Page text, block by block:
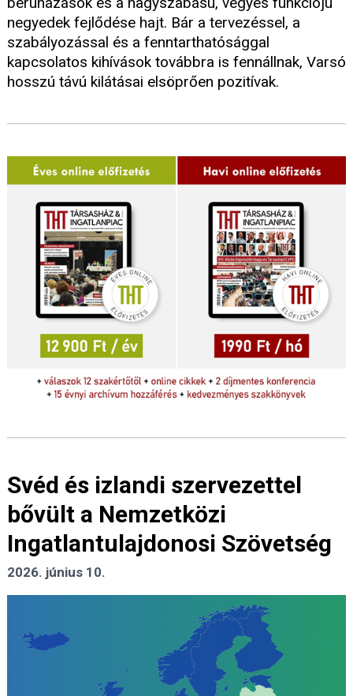
negyedek fejlődése hajt. Bár a tervezéssel, a
szabályozással és a fenntarthatósággal
kapcsolatos kihívások továbbra is fennállnak, Varsó
hosszú távú kilátásai elsöprően pozitívak.
Svéd és izlandi szervezettel
bővült a Nemzetközi
Ingatlantulajdonosi Szövetség
2026. június 10.